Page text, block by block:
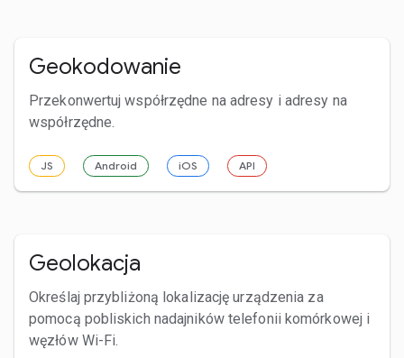
Geokodowanie
Przekonwertuj współrzędne na adresy i adresy na
współrzędne.
JS Android iOS API
Geolokacja
Określaj przybliżoną lokalizację urządzenia za
pomocą pobliskich nadajników telefonii komórkowej i
węzłów Wi-Fi.